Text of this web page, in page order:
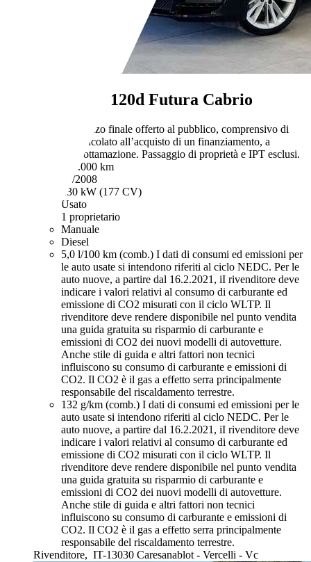
120d Futura Cabrio
Prezzo finale offerto al pubblico, comprensivo di
IVA, non vincolato all’acquisto di un finanziamento, a
permuta o rottamazione. Passaggio di proprietà e IPT esclusi.
129.000 km
05/2008
130 kW (177 CV)
Usato
1 proprietario
Manuale
Diesel
5,0 l/100 km (comb.) I dati di consumi ed emissioni per
le auto usate si intendono riferiti al ciclo NEDC. Per le
auto nuove, a partire dal 16.2.2021, iI rivenditore deve
indicare i valori relativi al consumo di carburante ed
emissione di CO2 misurati con il ciclo WLTP. Il
rivenditore deve rendere disponibile nel punto vendita
una guida gratuita su risparmio di carburante e
emissioni di CO2 dei nuovi modelli di autovetture.
Anche stile di guida e altri fattori non tecnici
influiscono su consumo di carburante e emissioni di
CO2. Il CO2 è il gas a effetto serra principalmente
responsabile del riscaldamento terrestre.
132 g/km (comb.) I dati di consumi ed emissioni per le
auto usate si intendono riferiti al ciclo NEDC. Per le
auto nuove, a partire dal 16.2.2021, iI rivenditore deve
indicare i valori relativi al consumo di carburante ed
emissione di CO2 misurati con il ciclo WLTP. Il
rivenditore deve rendere disponibile nel punto vendita
una guida gratuita su risparmio di carburante e
emissioni di CO2 dei nuovi modelli di autovetture.
Anche stile di guida e altri fattori non tecnici
influiscono su consumo di carburante e emissioni di
CO2. Il CO2 è il gas a effetto serra principalmente
responsabile del riscaldamento terrestre.
Rivenditore, IT-13030 Caresanablot - Vercelli - Vc